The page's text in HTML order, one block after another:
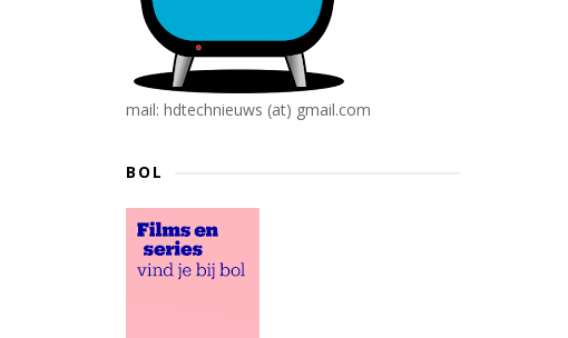
mail: hdtechnieuws (at) gmail.com
BOL